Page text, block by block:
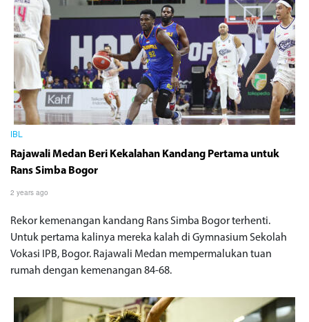
IBL
Rajawali Medan Beri Kekalahan Kandang Pertama untuk
Rans Simba Bogor
2 years ago
Rekor kemenangan kandang Rans Simba Bogor terhenti.
Untuk pertama kalinya mereka kalah di Gymnasium Sekolah
Vokasi IPB, Bogor. Rajawali Medan mempermalukan tuan
rumah dengan kemenangan 84-68.